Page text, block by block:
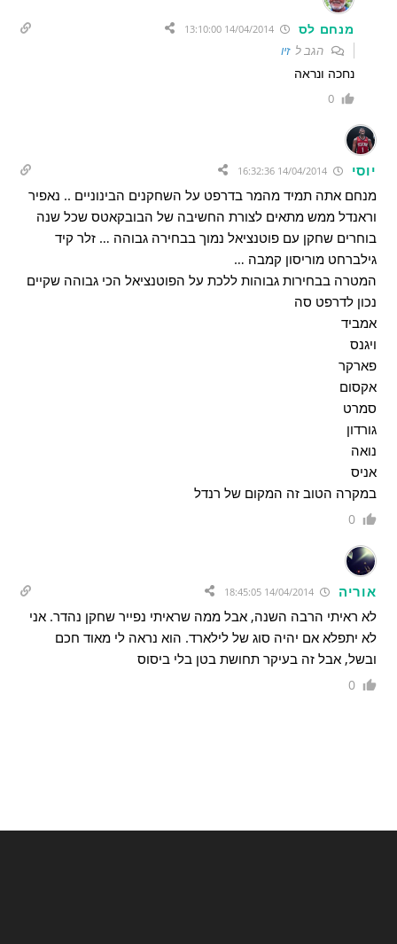
מנחם לס 14/04/2014 13:10:00
הגב לזיו
נחכה ונראה
0
יוסי 14/04/2014 16:32:36
מנחם אתה תמיד מהמר בדרפט על השחקנים הבינוניים .. נאפיר
וראנדל ממש מתאים לצורת החשיבה של הבובקאטס שכל שנה
בוחרים שחקן עם פוטנציאל נמוך בבחירה גבוהה … זלר קיד
גילברחט מוריסון קמבה …
המטרה בבחירות גבוהות ללכת על הפוטנציאל הכי גבוהה שקיים
נכון לדרפט סה
אמביד
ויגנס
פארקר
אקסום
סמרט
גורדון
נואה
אניס
במקרה הטוב זה המקום של רנדל
0
אוריה
לא ראיתי הרבה השנה, אבל ממה שראיתי נפייר שחקן נהדר. אני
לא יתפלא אם יהיה סוג של לילארד. הוא נראה לי מאוד חכם
ובשל, אבל זה בעיקר תחושת בטן בלי ביסוס
0